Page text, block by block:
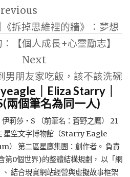
拆掉思維裡的牆》：夢想
【個人成長+心靈勵志】
Next
男朋友家吃飯，該不該洗碗
｜Eliza Starry｜
兩個筆名為同一人)
莉莎・S （前筆名：蒼野之鷹） 21
星空文字博物館（Starry Eagle
） 第二區星鷹集團：創作者。 負責
第0個世界)的整體結構規劃， 以「網
結合現實網站經營與虛擬故事框架